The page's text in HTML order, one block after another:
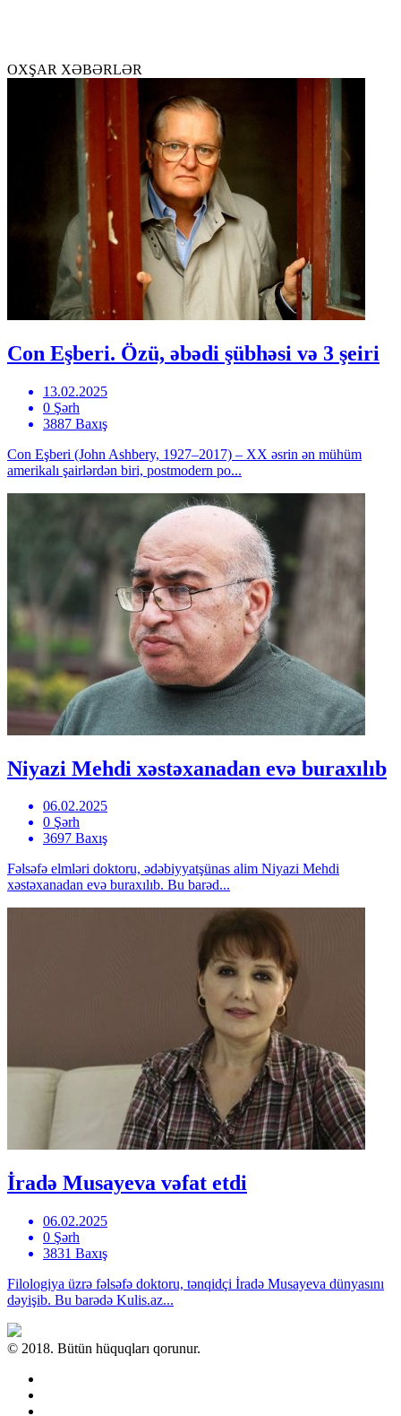
OXŞAR XƏBƏRLƏR
Con Eşberi. Özü, əbədi şübhəsi və 3 şeiri
13.02.2025
0 Şərh
3887 Baxış
Con Eşberi (John Ashbery, 1927–2017) – XX əsrin ən mühüm
amerikalı şairlərdən biri, postmodern po...
Niyazi Mehdi xəstəxanadan evə buraxılıb
06.02.2025
0 Şərh
3697 Baxış
Fəlsəfə elmləri doktoru, ədəbiyyatşünas alim Niyazi Mehdi
xəstəxanadan evə buraxılıb. Bu barəd...
İradə Musayeva vəfat etdi
06.02.2025
0 Şərh
3831 Baxış
Filologiya üzrə fəlsəfə doktoru, tənqidçi İradə Musayeva dünyasını
dəyişib. Bu barədə Kulis.az...
© 2018. Bütün hüquqları qorunur.